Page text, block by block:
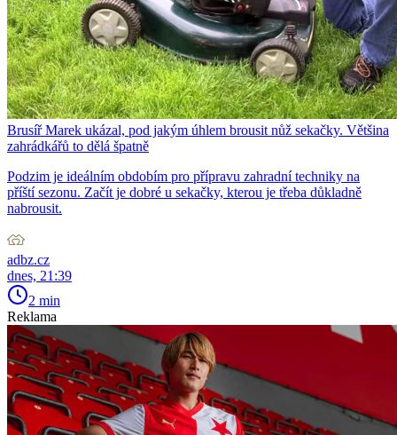
Brusíř Marek ukázal, pod jakým úhlem brousit nůž sekačky. Většina
zahrádkářů to dělá špatně
Podzim je ideálním obdobím pro přípravu zahradní techniky na
příští sezonu. Začít je dobré u sekačky, kterou je třeba důkladně
nabrousit.
adbz.cz
dnes, 21:39
2 min
Reklama